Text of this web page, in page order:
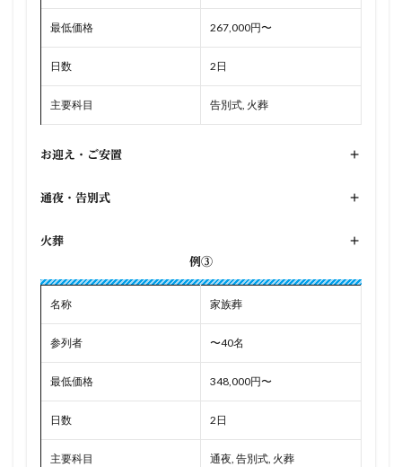
最低価格 267,000円〜
日数 2日
主要科目 告別式, 火葬
お迎え・ご安置 +
通夜・告別式 +
火葬
+
例③
名称 家族葬
参列者 〜40名
最低価格 348,000円〜
日数 2日
主要科目 通夜, 告別式, 火葬